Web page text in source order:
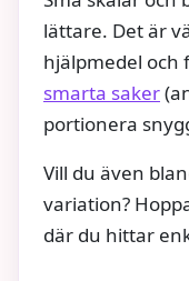
lättare. Det är
hjälpmedel och
smarta saker
portionera
Vill du även
variation?
där du hittar